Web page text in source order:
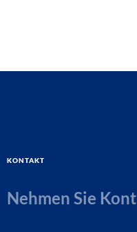
Kontakt
Nehmen Sie